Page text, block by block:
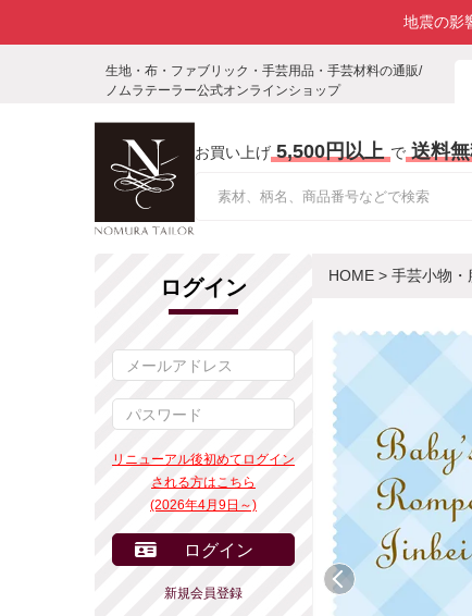
地震の影
生地・布・ファブリック・手芸用品・手芸材料の通販/
ノムラテーラー公式オンラインショップ
お買い上げ 5,500円以上 で 送料
ログイン
リニューアル後初めてログイン
される方はこちら
(2026年4月9日～)
ログイン
新規会員登録
HOME > 手芸小物・
前へ